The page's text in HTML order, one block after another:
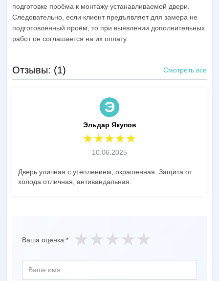
подготовке проёма к монтажу устанавливаемой двери.
Следовательно, если клиент предъявляет для замера не
подготовленный проём, то при выявлении дополнительных
работ он соглашается на их оплату.
Отзывы: (1) Смотреть все
Э
Эльдар Якупов
10.06.2025
Дверь уличная с утеплением, окрашенная. Защита от
холода отличная, антивандальная.
Ваша оценка:*